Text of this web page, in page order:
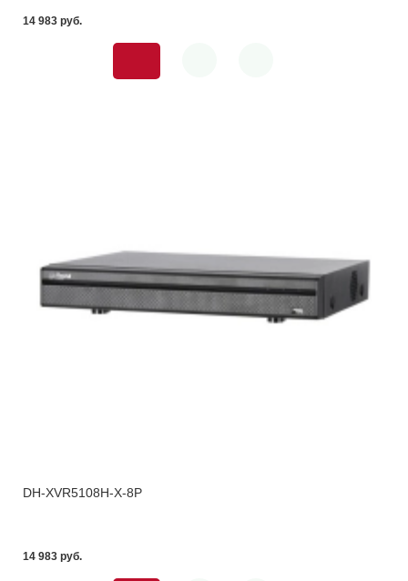
14 983 pуб.
DH-XVR5108H-X-8P
14 983 pуб.